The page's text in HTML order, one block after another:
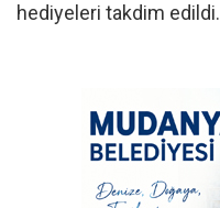
hediyeleri takdim edildi.